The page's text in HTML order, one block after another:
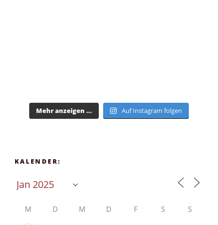
Mehr anzeigen ... Auf Instagram folgen
KALENDER:
M D M D F S S